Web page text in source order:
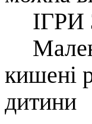
кишені
дитини